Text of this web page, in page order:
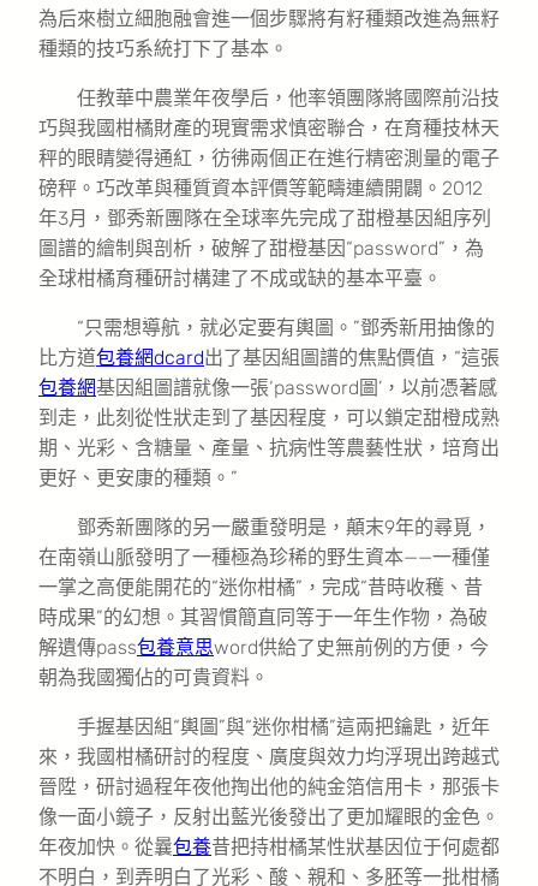
為后來樹立細胞融會進一個步驟將有籽種類改進為無籽
種類的技巧系統打下了基本。
任教華中農業年夜學后，他率領團隊將國際前沿技
巧與我國柑橘財產的現實需求慎密聯合，在育種技林天
秤的眼睛變得通紅，彷彿兩個正在進行精密測量的電子
磅秤。巧改革與種質資本評價等範疇連續開闢。2012
年3月，鄧秀新團隊在全球率先完成了甜橙基因組序列
圖譜的繪制與剖析，破解了甜橙基因“password”，為
全球柑橘育種研討構建了不成或缺的基本平臺。
“只需想導航，就必定要有輿圖。”鄧秀新用抽像的
比方道包養網dcard出了基因組圖譜的焦點價值，“這張
包養網基因組圖譜就像一張‘password圖’，以前憑著感
到走，此刻從性狀走到了基因程度，可以鎖定甜橙成熟
期、光彩、含糖量、產量、抗病性等農藝性狀，培育出
更好、更安康的種類。”
鄧秀新團隊的另一嚴重發明是，顛末9年的尋覓，
在南嶺山脈發明了一種極為珍稀的野生資本——一種僅
一掌之高便能開花的“迷你柑橘”，完成“昔時收穫、昔
時成果”的幻想。其習慣簡直同等于一年生作物，為破
解遺傳pass包養意思word供給了史無前例的方便，今
朝為我國獨佔的可貴資料。
手握基因組“輿圖”與“迷你柑橘”這兩把鑰匙，近年
來，我國柑橘研討的程度、廣度與效力均浮現出跨越式
晉陞，研討過程年夜他掏出他的純金箔信用卡，那張卡
像一面小鏡子，反射出藍光後發出了更加耀眼的金色。
年夜加快。從曩包養昔把持柑橘某性狀基因位于何處都
不明白，到弄明白了光彩、酸、親和、多胚等一批柑橘